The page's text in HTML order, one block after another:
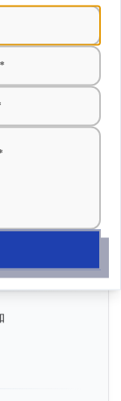
イセンス保
証を取得
頼できる
、バ